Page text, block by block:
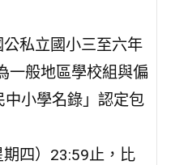
私立國小三至六年
一般地區學校組與偏
小學名錄」認定包
四）23:59止，比